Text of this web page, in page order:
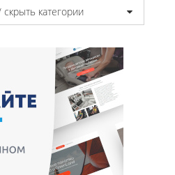
скрыть категории